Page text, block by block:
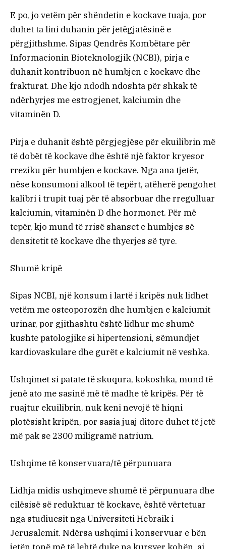
E po, jo vetëm për shëndetin e kockave tuaja, por
duhet ta lini duhanin për jetëgjatësinë e
përgjithshme. Sipas Qendrës Kombëtare për
Informacionin Bioteknologjik (NCBI), pirja e
duhanit kontribuon në humbjen e kockave dhe
frakturat. Dhe kjo ndodh ndoshta për shkak të
ndërhyrjes me estrogjenet, kalciumin dhe
vitaminën D.
Pirja e duhanit është përgjegjëse për ekuilibrin më
të dobët të kockave dhe është një faktor kryesor
rreziku për humbjen e kockave. Nga ana tjetër,
nëse konsumoni alkool të tepërt, atëherë pengohet
kalibri i trupit tuaj për të absorbuar dhe rregulluar
kalciumin, vitaminën D dhe hormonet. Për më
tepër, kjo mund të rrisë shanset e humbjes së
densitetit të kockave dhe thyerjes së tyre.
Shumë kripë
Sipas NCBI, një konsum i lartë i kripës nuk lidhet
vetëm me osteoporozën dhe humbjen e kalciumit
urinar, por gjithashtu është lidhur me shumë
kushte patologjike si hipertensioni, sëmundjet
kardiovaskulare dhe gurët e kalciumit në veshka.
Ushqimet si patate të skuqura, kokoshka, mund të
jenë ato me sasinë më të madhe të kripës. Për të
ruajtur ekuilibrin, nuk keni nevojë të hiqni
plotësisht kripën, por sasia juaj ditore duhet të jetë
më pak se 2300 miligramë natrium.
Ushqime të konservuara/të përpunuara
Lidhja midis ushqimeve shumë të përpunuara dhe
cilësisë së reduktuar të kockave, është vërtetuar
nga studiuesit nga Universiteti Hebraik i
Jerusalemit. Ndërsa ushqimi i konservuar e bën